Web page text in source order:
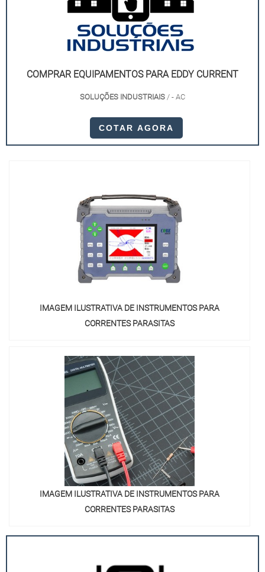
COMPRAR EQUIPAMENTOS PARA EDDY CURRENT
SOLUÇÕES INDUSTRIAIS / - AC
COTAR AGORA
IMAGEM ILUSTRATIVA DE INSTRUMENTOS PARA
CORRENTES PARASITAS
IMAGEM ILUSTRATIVA DE INSTRUMENTOS PARA
CORRENTES PARASITAS